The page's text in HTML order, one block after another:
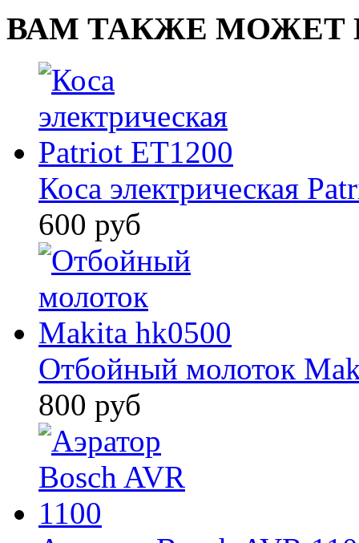
ВАМ ТАКЖЕ МОЖЕТ
Коса электрическая
600 руб
Отбойный молоток
800 руб